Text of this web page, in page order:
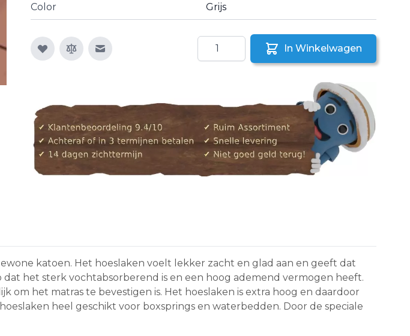
Color Grijs
E-mail naar een vriend
Aantal
In Winkelwagen
katoen. Het hoeslaken voelt lekker zacht en glad aan en geeft dat
het sterk vochtabsorberend is en een hoog ademend vermogen heeft.
om het matras te bevestigen is. Het hoeslaken is extra hoog en daardoor
heel geschikt voor boxsprings en waterbedden. Door de speciale